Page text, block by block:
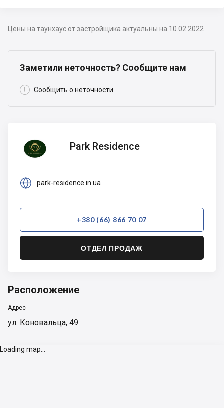
Цены на таунхаус от застройщика актуальны на 10.02.2022
Заметили неточность? Сообщите нам
 Сообщить о неточности
Park
Residence
Park Residence
 park-residence.in.ua
+380 (66) 866 70 07
ОТДЕЛ ПРОДАЖ
Расположение
Адрес
ул. Коновальца, 49
Loading map...